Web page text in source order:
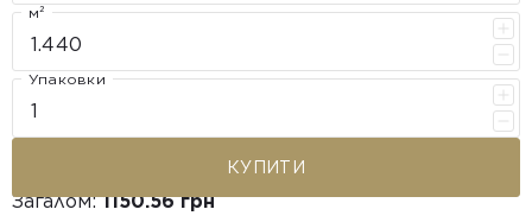
м²
Упаковки
КУПИТИ
Загалом:1150.56 грн